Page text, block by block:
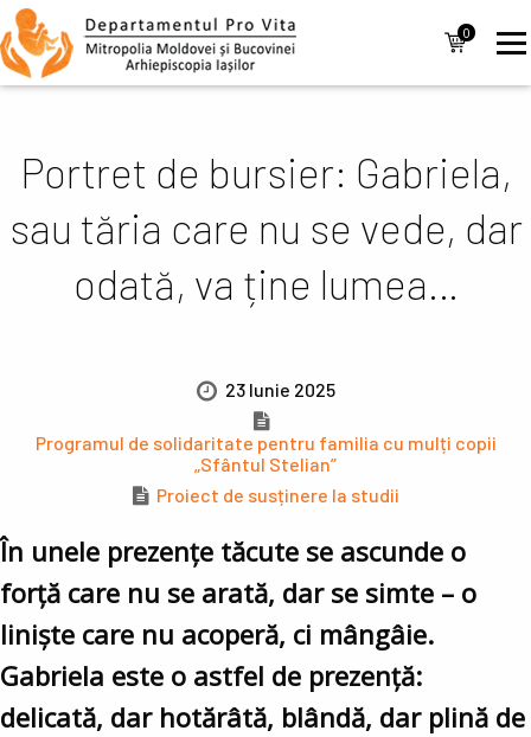
Mergi la conţinutul principal
0
items
Navigare
principală
Portret de bursier: Gabriela,
sau tăria care nu se vede, dar
odată, va ține lumea…
23 Iunie 2025
Programul de solidaritate pentru familia cu mulți copii
„Sfântul Stelian”
Proiect de susținere la studii
În unele prezențe tăcute se ascunde o
forță care nu se arată, dar se simte – o
liniște care nu acoperă, ci mângâie.
Gabriela este o astfel de prezență:
delicată, dar hotărâtă, blândă, dar plină de